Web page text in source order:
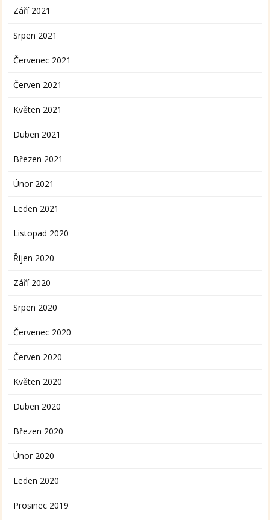
Září 2021
Srpen 2021
Červenec 2021
Červen 2021
Květen 2021
Duben 2021
Březen 2021
Únor 2021
Leden 2021
Listopad 2020
Říjen 2020
Září 2020
Srpen 2020
Červenec 2020
Červen 2020
Květen 2020
Duben 2020
Březen 2020
Únor 2020
Leden 2020
Prosinec 2019